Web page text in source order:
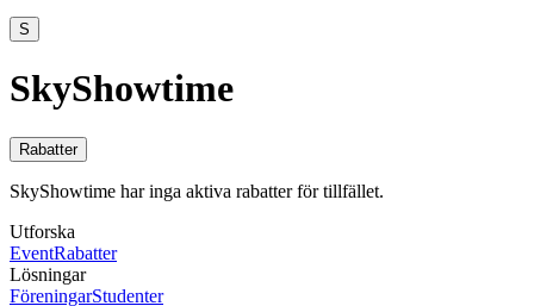
S
SkyShowtime
Rabatter
SkyShowtime har inga aktiva rabatter för tillfället.
Utforska
EventRabatter
Lösningar
FöreningarStudenter